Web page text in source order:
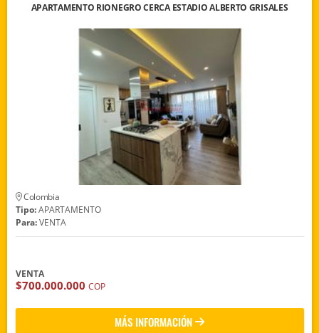
APARTAMENTO RIONEGRO CERCA ESTADIO ALBERTO GRISALES
Colombia
Tipo:APARTAMENTO
Para:VENTA
VENTA
$700.000.000 COP
MÁS INFORMACIÓN